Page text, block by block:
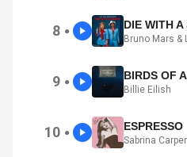
8 ● DIE WITH A
Bruno Mars &
9 ● BIRDS OF
Billie Eilish
10 ● ESPRESSO
Sabrina